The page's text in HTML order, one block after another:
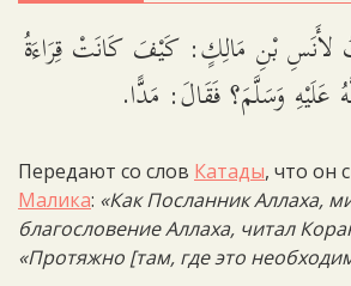
لأَنَسِ بْنِ مَالِكٍ: كَيْفَ كَانَتْ قِرَاءَةُ
عَلَيْهِ وَسَلَّمَ؟ فَقَالَ: مَدًّا.
Передают со слов Катады, что он
Малика: «Как Посланник Аллаха,
благословение Аллаха, читал
«Протяжно [там, где это